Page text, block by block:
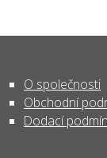
O společnosti
Obchodní
Dodací